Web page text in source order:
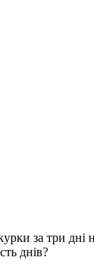
за три дні
днів?